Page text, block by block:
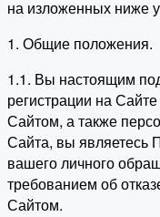
на изложенных ниже
1. Общие положения.
1.1. Вы настоящим
регистрации на
Сайтом, а также
Сайта, вы являетесь
вашего личного
требованием об
Сайтом.